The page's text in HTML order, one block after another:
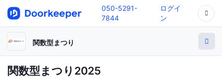
050-5291-
7844
ログイ
ン
関数型まつり
関数型まつり2025